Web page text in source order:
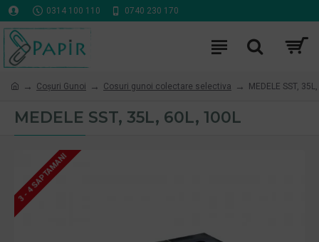
0314 100 110 0740 230 170
Coşuri Gunoi Cosuri gunoi colectare selectiva MEDELE SST,
MEDELE SST, 35L, 60L, 100L
3 - 4 SAPTAMANI